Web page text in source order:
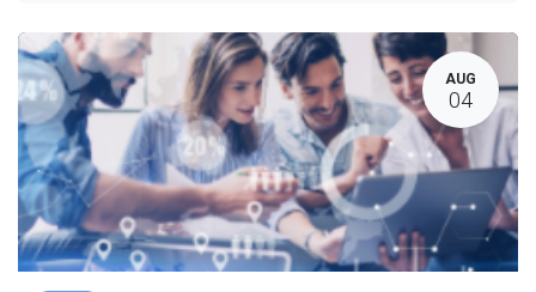
AUG
04